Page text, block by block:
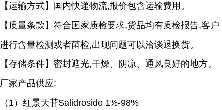
【运输方式】国内快递物流,报价包含运输费用。
【质量条款】符合国家质检要求,货品均有质检报告,客户
进行含量检测或者菌检,出现问题可以洽谈退换货。
【存储条件】密封遮光,干燥、阴凉、通风良好的地方。
厂家产品供应:
（ 1）红景天苷Salidroside 1%-98%